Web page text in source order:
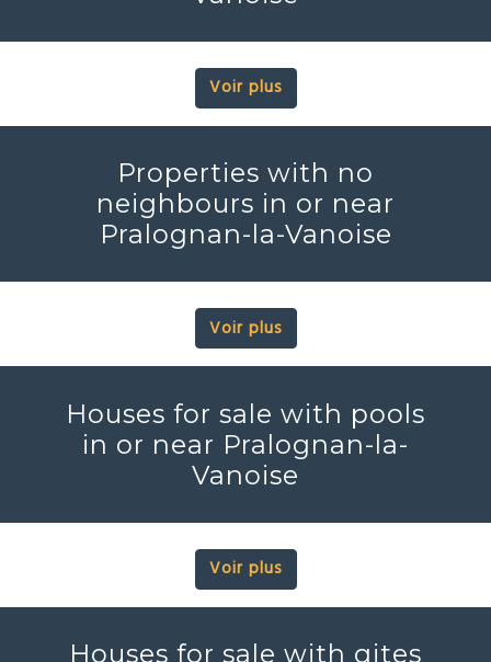
Voir plus
Properties with no
neighbours in or near
Pralognan-la-Vanoise
Voir plus
Houses for sale with pools
in or near Pralognan-la-
Vanoise
Voir plus
Houses for sale with gites